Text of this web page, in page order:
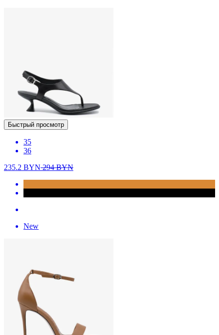
Быстрый просмотр
35
36
235.2 BYN294BYN
New